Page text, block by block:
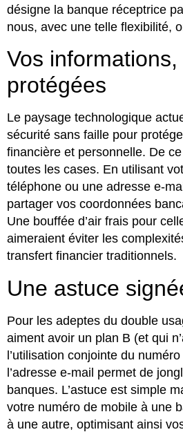
désigne la banque réceptrice
nous, avec une telle flexibilité,
Vos informations,
protégées
Le paysage technologique
sécurité sans faille pour
financière et personnelle. De
toutes les cases. En utilisant
téléphone ou une adresse e-
partager vos coordonnées
Une bouffée d’air frais pour
aimeraient éviter les
transfert financier traditionnels.
Une astuce
Pour les adeptes du double
aiment avoir un plan B (et qui
l’utilisation conjointe du
l’adresse e-mail permet de
banques. L’astuce est simple
votre numéro de mobile à une
à une autre, optimisant ainsi